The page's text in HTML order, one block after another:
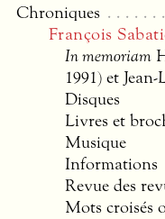
Chroniques
François
In memoriam
1991) et
Disques
Livres et
Musique
Informations
Revue des
Mots croisés